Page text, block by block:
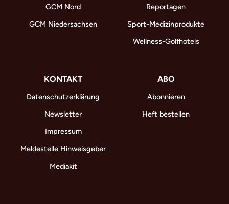
GCM Nord
GCM Niedersachsen
Reportagen
Sport-Medizinprodukte
Wellness-Golfhotels
KONTAKT
Datenschutzerklärung
Newsletter
Impressum
Meldestelle Hinweisgeber
Mediakit
ABO
Abonnieren
Heft bestellen